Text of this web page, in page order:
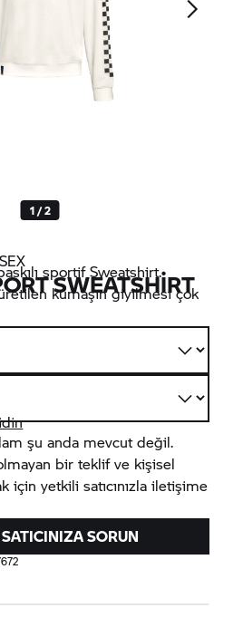
1 / 2
SWEATSHIRT
sportif Sweatshirt.
kumaşın giyilmesi çok
şu anda mevcut değil.
bir teklif ve kişisel
için yetkili satıcınızla iletişime
SORUN